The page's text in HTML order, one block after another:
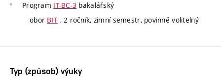
Program IT-BC-3 bakalářský
obor BIT , 2 ročník, zimní semestr, povinně volitelný
Typ (způsob) výuky